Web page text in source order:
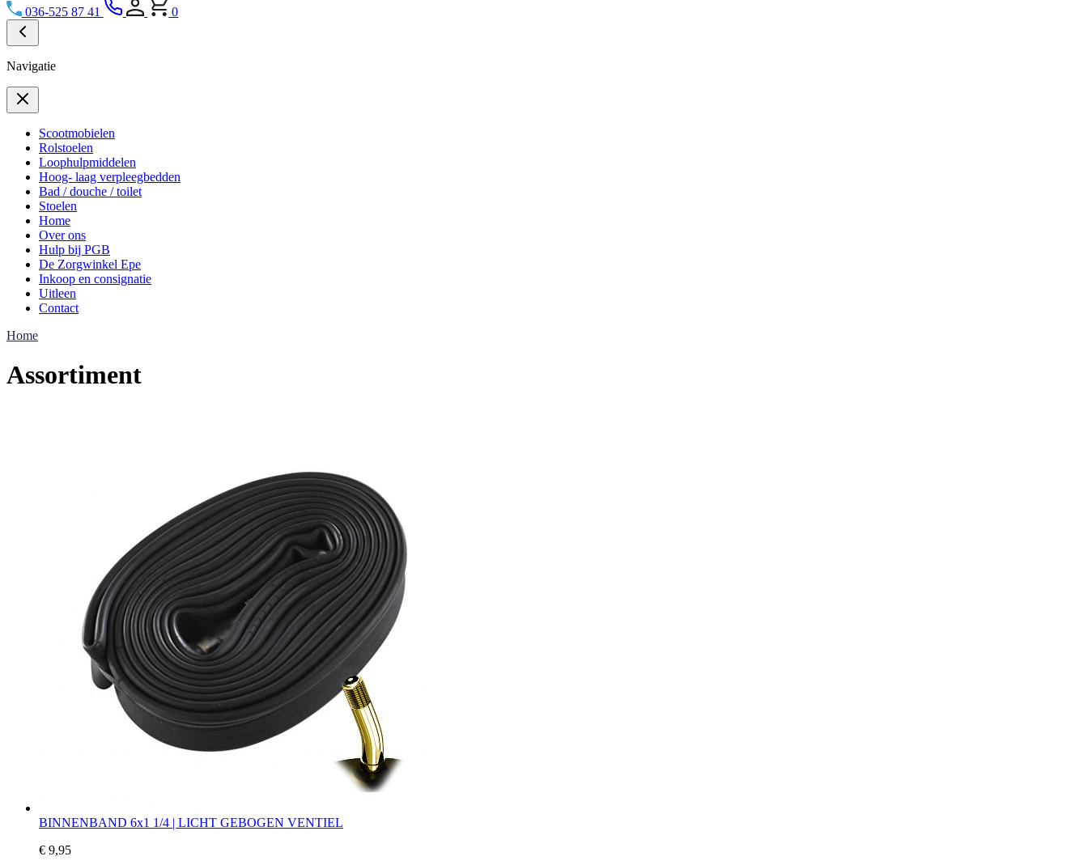
036-525 87 41 0
Navigatie
Scootmobielen
Rolstoelen
Loophulpmiddelen
Hoog- laag verpleegbedden
Bad / douche / toilet
Stoelen
Home
Over ons
Hulp bij PGB
De Zorgwinkel Epe
Inkoop en consignatie
Uitleen
Contact
Home
Assortiment
BINNENBAND 6x1 1/4 | LICHT GEBOGEN VENTIEL
€ 9,95